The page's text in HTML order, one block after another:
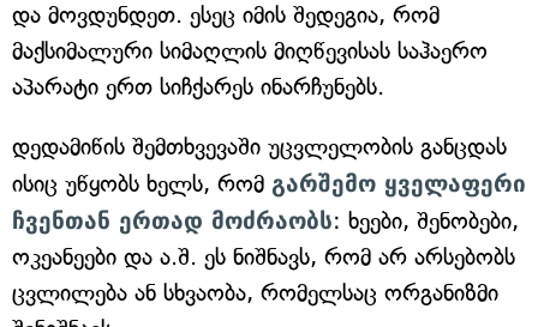
და მოვდუნდეთ. ესეც იმის შედეგია, რომ
მაქსიმალური სიმაღლის მიღწევისას საჰაერო
აპარატი ერთ სიჩქარეს ინარჩუნებს.
დედამიწის შემთხვევაში უცვლელობის განცდას
ისიც უწყობს ხელს, რომ გარშემო ყველაფერი
ჩვენთან ერთად მოძრაობს: ხეები, შენობები,
ოკეანეები და ა.შ. ეს ნიშნავს, რომ არ არსებობს
ცვლილება ან სხვაობა, რომელსაც ორგანიზმი